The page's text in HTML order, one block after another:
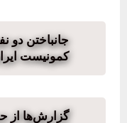
جانباختن دو
کمونیست
گزارش‌ها از